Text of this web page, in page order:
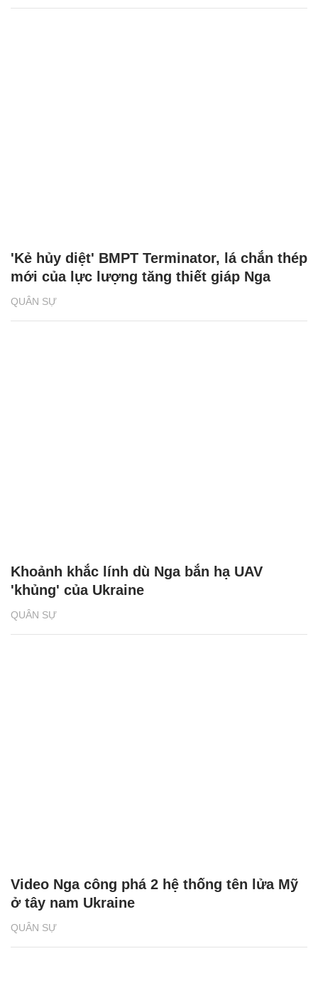
QUÂN SỰ
'Kẻ hủy diệt' BMPT Terminator, lá chắn thép
mới của lực lượng tăng thiết giáp Nga
QUÂN SỰ
Khoảnh khắc lính dù Nga bắn hạ UAV
'khủng' của Ukraine
QUÂN SỰ
Video Nga công phá 2 hệ thống tên lửa Mỹ
ở tây nam Ukraine